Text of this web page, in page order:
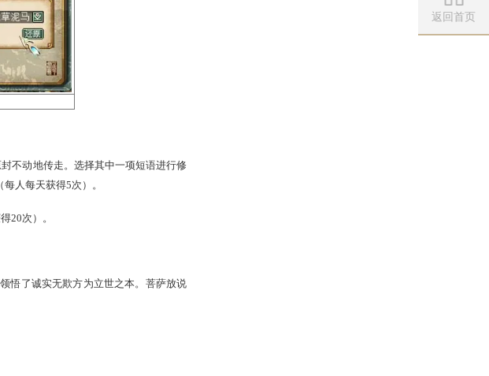
便开个无伤大雅的玩笑调侃一下你的好友吧。
扫描左侧二
返回首页